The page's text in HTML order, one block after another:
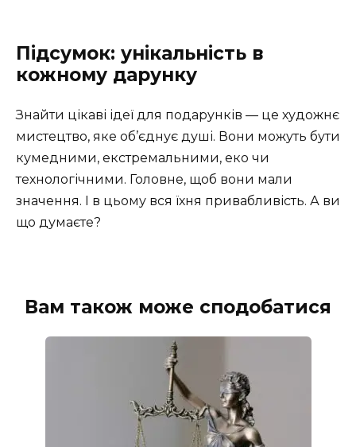
Підсумок: унікальність в
кожному дарунку
Знайти цікаві ідеї для подарунків — це художнє
мистецтво, яке об’єднує душі. Вони можуть бути
кумедними, екстремальними, еко чи
технологічними. Головне, щоб вони мали
значення. І в цьому вся їхня привабливість. А ви
що думаєте?
Вам також може сподобатися